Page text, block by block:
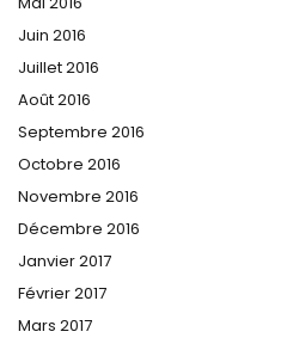
Juin 2016
Juillet 2016
Août 2016
Septembre 2016
Octobre 2016
Novembre 2016
Décembre 2016
Janvier 2017
Février 2017
Mars 2017